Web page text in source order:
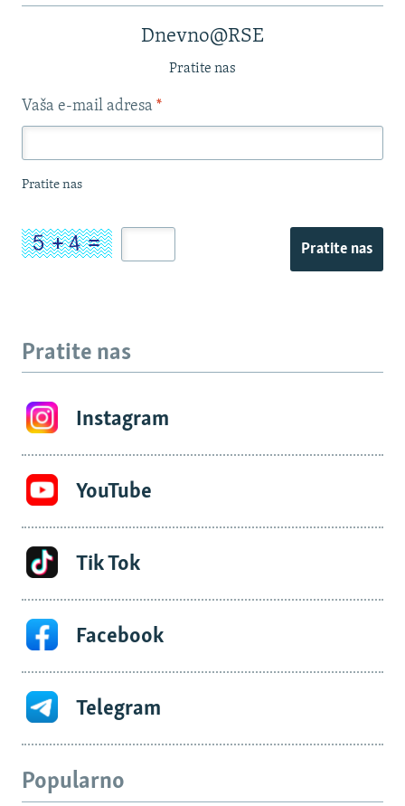
Dnevno@RSE
Pratite nas
Vaša e-mail adresa *
Pratite nas
Pratite nas
Pratite nas
Instagram
YouTube
Tik Tok
Facebook
Telegram
Popularno